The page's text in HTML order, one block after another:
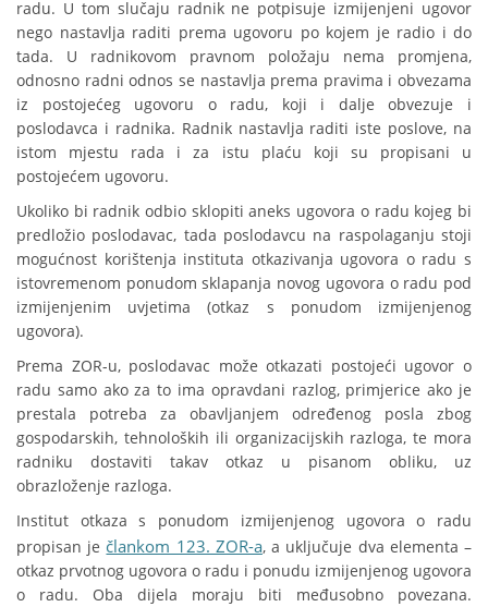
radu. U tom slučaju radnik ne potpisuje izmijenjeni ugovor
nego nastavlja raditi prema ugovoru po kojem je radio i do
tada. U radnikovom pravnom položaju nema promjena,
odnosno radni odnos se nastavlja prema pravima i obvezama
iz postojećeg ugovoru o radu, koji i dalje obvezuje i
poslodavca i radnika. Radnik nastavlja raditi iste poslove, na
istom mjestu rada i za istu plaću koji su propisani u
postojećem ugovoru.
Ukoliko bi radnik odbio sklopiti aneks ugovora o radu kojeg bi
predložio poslodavac, tada poslodavcu na raspolaganju stoji
mogućnost korištenja instituta otkazivanja ugovora o radu s
istovremenom ponudom sklapanja novog ugovora o radu pod
izmijenjenim uvjetima (otkaz s ponudom izmijenjenog
ugovora).
Prema ZOR-u, poslodavac može otkazati postojeći ugovor o
radu samo ako za to ima opravdani razlog, primjerice ako je
prestala potreba za obavljanjem određenog posla zbog
gospodarskih, tehnoloških ili organizacijskih razloga, te mora
radniku dostaviti takav otkaz u pisanom obliku, uz
obrazloženje razloga.
Institut otkaza s ponudom izmijenjenog ugovora o radu
propisan je člankom 123. ZOR-a, a uključuje dva elementa –
otkaz prvotnog ugovora o radu i ponudu izmijenjenog ugovora
o radu. Oba dijela moraju biti međusobno povezana.